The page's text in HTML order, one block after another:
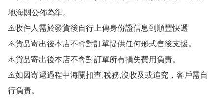
地海關公佈為準。
⚠️收件人需於發貨後自行上傳身份證信息到順豐快遞
⚠️貨品寄出後本店不會對訂單提供任何形式售後支援。
⚠️貨品寄出後本店不會對訂單所有損失費用負責。
⚠️如因寄遞過程中海關扣查,稅務,沒收及或追究，客戶需自
行負責。